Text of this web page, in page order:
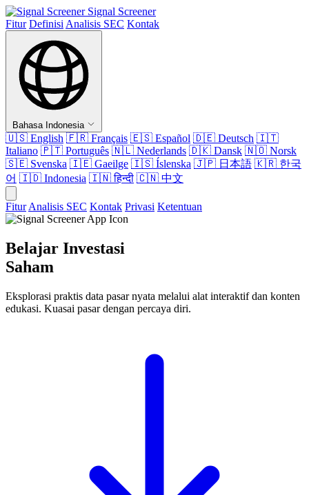
Signal Screener
Fitur Definisi Analisis SEC Kontak
Bahasa Indonesia
🇺🇸 English 🇫🇷 Français 🇪🇸 Español 🇩🇪 Deutsch 🇮🇹
Italiano 🇵🇹 Português 🇳🇱 Nederlands 🇩🇰 Dansk 🇳🇴 Norsk
🇸🇪 Svenska 🇮🇪 Gaeilge 🇮🇸 Íslenska 🇯🇵 日本語 🇰🇷 한국
어 🇮🇩 Indonesia 🇮🇳हिन्दी 🇨🇳 中文
Fitur Analisis SEC Kontak Privasi Ketentuan
Belajar Investasi
Saham
Eksplorasi praktis data pasar nyata melalui alat interaktif dan konten
edukasi. Kuasai pasar dengan percaya diri.